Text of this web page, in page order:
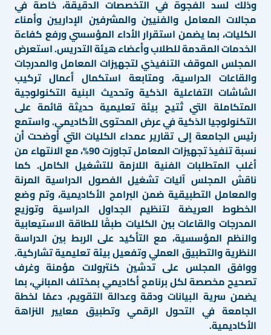
وذلك لسد الفجوة في التخصصات الدقيقة، خاصة في
مجالات المعامل والفنيين والمشرفين الإداريين وأمناء
الكليات، بما يضمن استقرار الأداء المؤسسي ورفع كفاءة
الخدمات المقدمة للطلاب وأعضاء هيئة التدريس. استعرض
المجلس الموقف التنفيذي لتجهيزات المعامل والمدرجات
والقاعات الدراسية، ومتابعة استكمال أعمال تركيب
الشاشات التفاعلية الذكية وتحديث البنية التكنولوجية
المتكاملة التي تُتيح بيئة تعليمية حديثة قائمة على
التكنولوجيا الذكية في عرض المحتوى الأكاديمي. واستمع
رئيس الجامعة إلى تقارير عمداء الكليات التي أوضحت أن
نسبة تنفيذ تجهيزات المعامل تجاوزت 90%، مع الانتهاء من
أغلب المتطلبات الفنية اللازمة للتشغيل الكامل. كما
ناقش المجلس آليات تشغيل الفصول الدراسية المرنة
والمعامل التطبيقية ضمن البرامج الأكاديمية، وتم وضع
الخطوط العريضة لتنظيم الجداول الدراسية وتوزيع
المدرجات والقاعات بين الكليات طبقًا للطاقة الاستيعابية
والنظم المؤسسية، مع التأكيد على الربط بين الدراسة
النظرية والتطبيق العملي وتفعيل بيئة تعليمية تشاركية.
ووافق المجلس على تدشين كنترولات مؤمنة وغرف
تصحيح مخصصة لكل برنامج أكاديمي بمختلف المباني، بما
يضمن سرية البيانات ودقة وعدالة التقويم، دعمًا لخطة
الجامعة في التحول الرقمي وتطبيق معايير النزاهة
الأكاديمية.